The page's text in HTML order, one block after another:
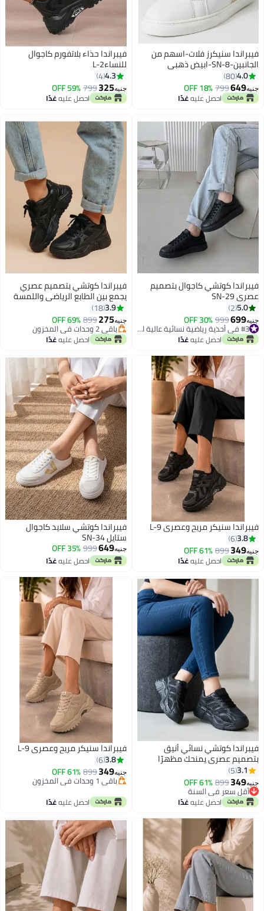
3
فيبراندا سنيكرز فلات-اسهم من
الجانبين-SN-8-ابيض ذهبي
4.0
80
جنيه649
799
18% OFF
احصل عليهغدًا
3
فيبراندا حذاء بلاتفورم كاجوال
للنساءL-2
4.3
4
جنيه325
799
59% OFF
احصل عليهغدًا
فيبراندا كوتشي كاجوال بتصميم
عصري SN-29
5.0
2
جنيه699
999
30% OFF
#3 في أحذية رياضية نسائية عالية الجودة
احصل عليهغدًا
4
فيبراندا كوتشي بتصميم عصري
يجمع بين الطابع الرياضي واللمسة
الجريئة L-11-اسود
3.9
18
جنيه275
899
69% OFF باقي 2 وحدات في المخزون
تم بيع +20 مؤخرًا
باقي 2 وحدات في المخزون احصل عليهغدًا
3
فيبراندا سنيكر مريح وعصري L-9
3.8
6
جنيه349
899
61% OFF
احصل عليهغدًا 2
فيبراندا كوتشي سلايد كاجوال
ستايل SN-34
جنيه649
999
35% OFF
احصل عليهغدًا
2
فيبراندا كوتشي نسائي أنيق
بتصميم عصري يمنحك مظهرًا
شبابيًا L-4-اسود
3.1
5
جنيه349
899
61% OFF
أقل سعر في السنة
أقل سعر في السنة
احصل عليهغدًا
3
فيبراندا سنيكر مريح وعصري L-9
3.8
6
جنيه349
899
61% OFF
باقي 1 وحدات في المخزون
باقي 1 وحدات في المخزون
احصل عليهغدًا